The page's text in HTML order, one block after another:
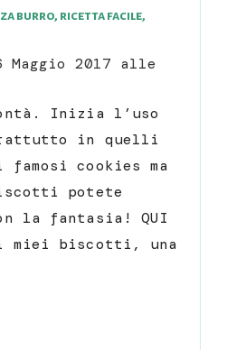
burro, ricetta facile,
Maggio 2017 alle
Inizia l’uso
in quelli
cookies ma
potete
la fantasia! QUI
biscotti, una